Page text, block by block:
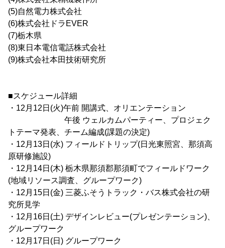
(5)自然電力株式会社
(6)株式会社ドラEVER
(7)栃木県
(8)東日本電信電話株式会社
(9)株式会社本田技術研究所
■スケジュール詳細
・12月12日(火)午前 開講式、オリエンテーション
午後 ウェルカムパーティー、プロジェク
トテーマ発表、チーム編成(課題の決定)
・12月13日(水) フィールドトリップ(日光東照宮、那須高
原研修施設)
・12月14日(木) 栃木県那須郡那須町でフィールドワーク
(地域リソース調査、グループワーク)
・12月15日(金) 三菱ふそうトラック・バス株式会社の研
究所見学
・12月16日(土) デザインレビュー(プレゼンテーション)、
グループワーク
・12月17日(日) グループワーク